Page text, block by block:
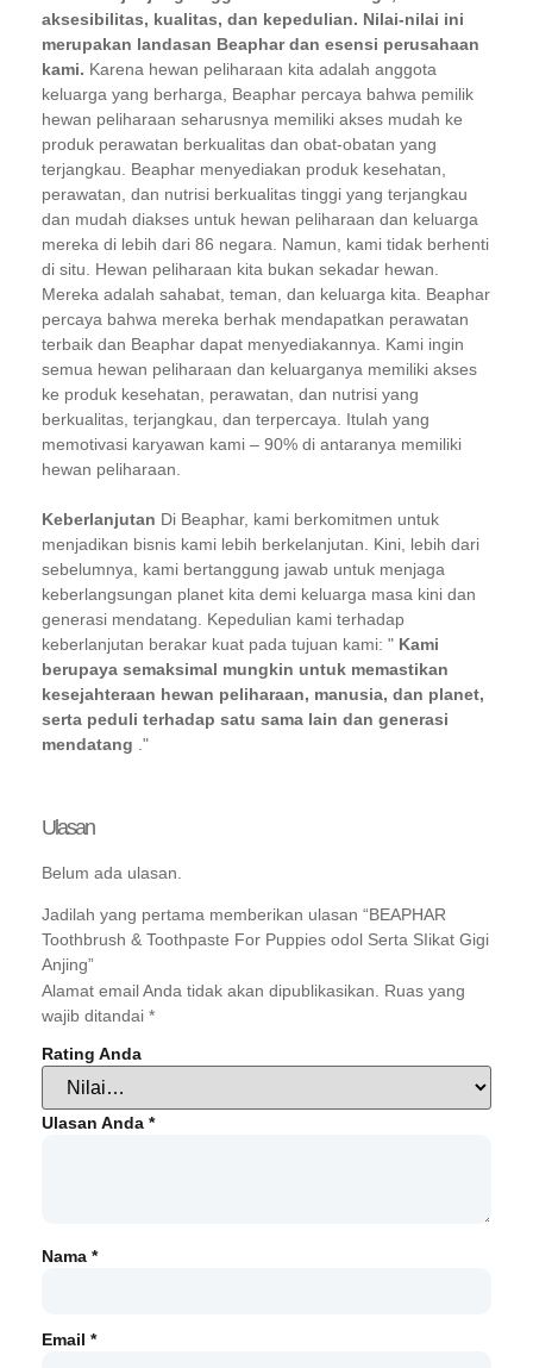
aksesibilitas, kualitas, dan kepedulian. Nilai-nilai ini
merupakan landasan Beaphar dan esensi perusahaan
kami. Karena hewan peliharaan kita adalah anggota
keluarga yang berharga, Beaphar percaya bahwa pemilik
hewan peliharaan seharusnya memiliki akses mudah ke
produk perawatan berkualitas dan obat-obatan yang
terjangkau. Beaphar menyediakan produk kesehatan,
perawatan, dan nutrisi berkualitas tinggi yang terjangkau
dan mudah diakses untuk hewan peliharaan dan keluarga
mereka di lebih dari 86 negara. Namun, kami tidak berhenti
di situ.
Hewan peliharaan kita bukan sekadar hewan.
Mereka adalah sahabat, teman, dan keluarga kita. Beaphar
percaya bahwa mereka berhak mendapatkan perawatan
terbaik dan Beaphar dapat menyediakannya. Kami ingin
semua hewan peliharaan dan keluarganya memiliki akses
ke produk kesehatan, perawatan, dan nutrisi yang
berkualitas, terjangkau, dan terpercaya.
Itulah yang
memotivasi karyawan kami – 90% di antaranya memiliki
hewan peliharaan.
Keberlanjutan Di Beaphar, kami berkomitmen untuk
menjadikan bisnis kami lebih berkelanjutan. Kini, lebih dari
sebelumnya, kami bertanggung jawab untuk menjaga
keberlangsungan planet kita demi keluarga masa kini dan
generasi mendatang. Kepedulian kami terhadap
keberlanjutan berakar kuat pada tujuan kami: " Kami
berupaya semaksimal mungkin untuk memastikan
kesejahteraan hewan peliharaan, manusia, dan planet,
serta peduli terhadap satu sama lain dan generasi
mendatang ."
Ulasan
Belum ada ulasan.
Jadilah yang pertama memberikan ulasan “BEAPHAR
Toothbrush & Toothpaste For Puppies odol Serta SIikat Gigi
Anjing”
Alamat email Anda tidak akan dipublikasikan.
Ruas yang
wajib ditandai *
Rating Anda
Ulasan Anda *
Nama *
Email *